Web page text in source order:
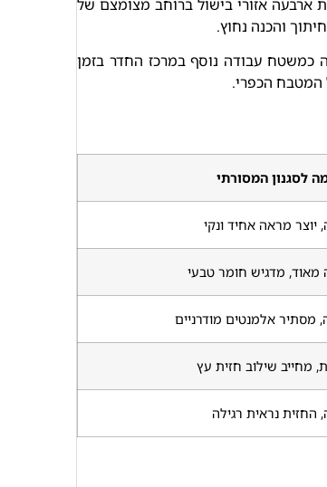
ארבעה אזורי בישול ברוחב מצומצם של
והכנה נחוץ.
כמשטח עבודה נוסף במרכז החדר בזמן
המטבח הכפרי.
לסגנון המסורתי
יוצר מראה אחיד ונקי
מאוד, מדגיש חומר טבעי
מסתיר אלמנטים מודרניים
מחייב שילוב חזית עץ
החזית נראית רגילה